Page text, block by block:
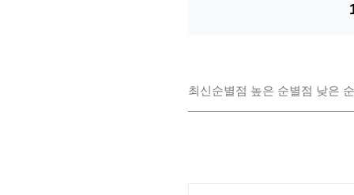
최신순별점 높은 순별점 낮은 순